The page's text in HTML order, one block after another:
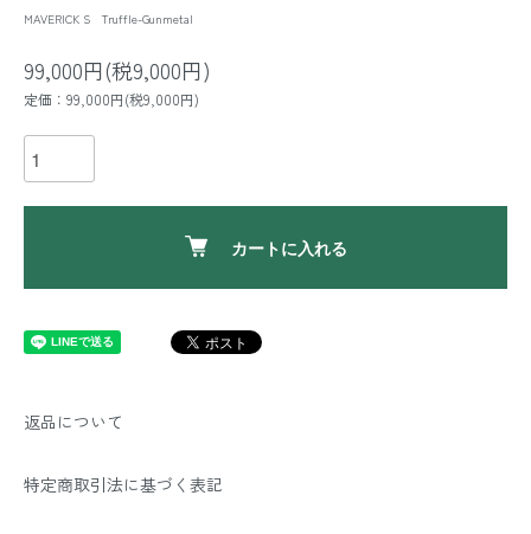
MAVERICK S Truffle-Gunmetal
99,000円(税9,000円)
定価：99,000円(税9,000円)
カートに入れる
返品について
特定商取引法に基づく表記